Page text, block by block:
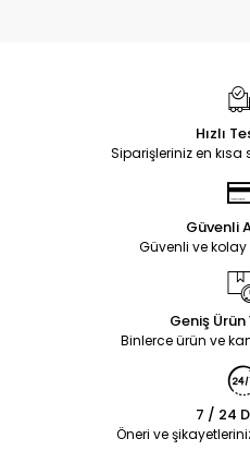
Hızlı
Siparişleriniz en kısa
Güvenli
Güvenli ve
Geniş
Binlerce ürün ve
7 / 24
Öneri ve